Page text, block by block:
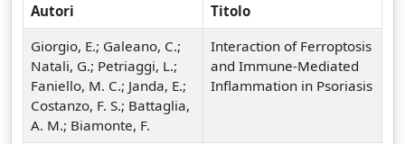
Autori
Titolo
Giorgio, E.; Galeano, C.;
Natali, G.; Petriaggi, L.;
Faniello, M. C.; Janda, E.;
Costanzo, F. S.; Battaglia,
A. M.; Biamonte, F.
Interaction of Ferroptosis
and Immune-Mediated
Inflammation in Psoriasis